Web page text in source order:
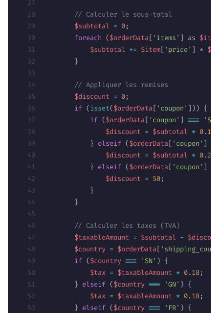
        // Calculer le sous-total
        $subtotal
= 0;
        foreach
($orderData[ 'items' ] as $item
            $subtotal
+= $item[ 'price' ] *
        }
        // Appliquer les remises
        $discount
= 0;
        if
(isset($orderData[ 'coupon' ])) {
            if
($orderData[ 'coupon' ] ===
                $discount
= $subtotal * 0.10
            }
elseif ($orderData[ 'coupon' ]
                $discount
= $subtotal * 0.20
            }
elseif ($orderData[ 'coupon' ]
                $discount
= 50;
            }
        }
        // Calculer les taxes (TVA)
        $taxableAmount
= $subtotal -
        $country
= $orderData[
        if
($country === 'SN' ) {
            $tax
= $taxableAmount * 0.18;
        }
elseif ($country === 'GN' ) {
            $tax
= $taxableAmount * 0.18;
        }
elseif ($country === 'FR' ) {